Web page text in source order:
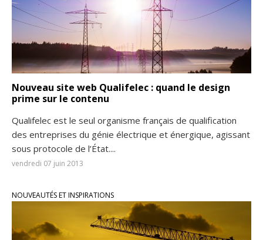
Nouveau site web Qualifelec : quand le design
prime sur le contenu
Qualifelec est le seul organisme français de qualification
des entreprises du génie électrique et énergique, agissant
sous protocole de l’État....
vendredi 07 juin 2013
NOUVEAUTÉS ET INSPIRATIONS